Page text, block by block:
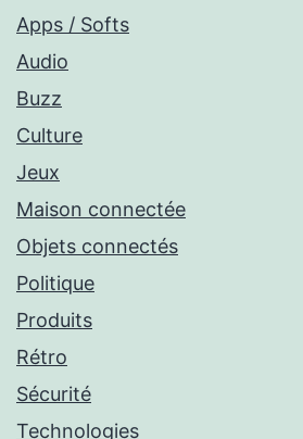
Apps / Softs
Audio
Buzz
Culture
Jeux
Maison connectée
Objets connectés
Politique
Produits
Rétro
Sécurité
Technologies